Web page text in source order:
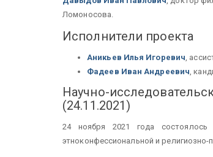
Ломоносова.
Исполнители проекта
Аникьев Илья Игоревич ,
Фадеев Иван Андреевич ,
Научно-
(24.11.2021)
24 ноября 2021 года состоялось
этноконфессиональной и